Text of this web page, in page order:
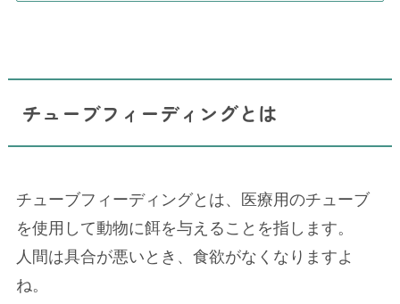
チューブフィーディングとは
チューブフィーディングとは、医療用のチューブ
を使用して動物に餌を与えることを指します。
人間は具合が悪いとき、食欲がなくなりますよ
ね。